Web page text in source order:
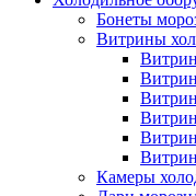
Бонеты
Витрины
Камеры